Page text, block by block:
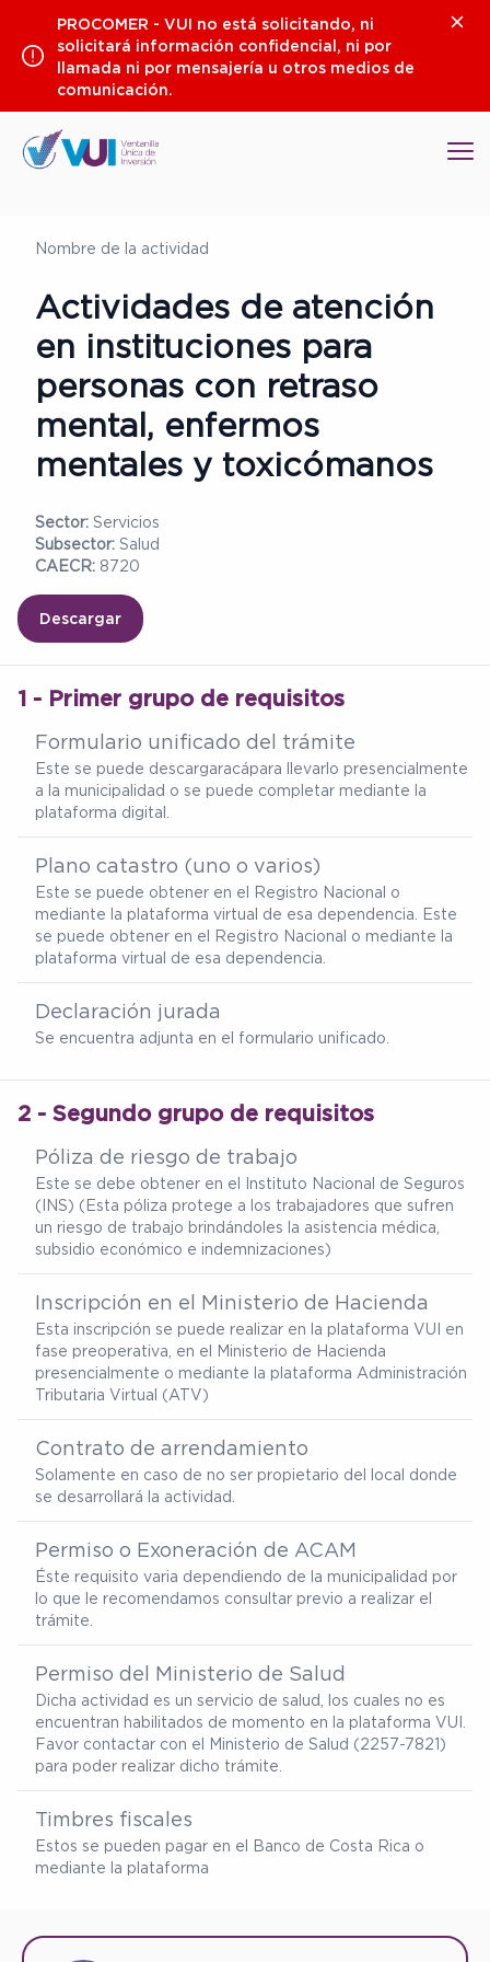
contenido
PROCOMER - VUI no está solicitando, ni
solicitará información confidencial, ni por
llamada ni por mensajería u otros medios de
comunicación.
Nombre de la actividad
Actividades de atención
en instituciones para
personas con retraso
mental, enfermos
mentales y toxicómanos
Sector: Servicios
Subsector: Salud
CAECR: 8720
Descargar
1 - Primer grupo de requisitos
Formulario unificado del trámite
Este se puede descargaracápara llevarlo presencialmente
a la municipalidad o se puede completar mediante la
plataforma digital.
Plano catastro (uno o varios)
Este se puede obtener en el Registro Nacional o
mediante la plataforma virtual de esa dependencia. Este
se puede obtener en el Registro Nacional o mediante la
plataforma virtual de esa dependencia.
Declaración jurada
Se encuentra adjunta en el formulario unificado.
2 - Segundo grupo de requisitos
Póliza de riesgo de trabajo
Este se debe obtener en el Instituto Nacional de Seguros
(INS) (Esta póliza protege a los trabajadores que sufren
un riesgo de trabajo brindándoles la asistencia médica,
subsidio económico e indemnizaciones)
Inscripción en el Ministerio de Hacienda
Esta inscripción se puede realizar en la plataforma VUI en
fase preoperativa, en el Ministerio de Hacienda
presencialmente o mediante la plataforma Administración
Tributaria Virtual (ATV)
Contrato de arrendamiento
Solamente en caso de no ser propietario del local donde
se desarrollará la actividad.
Permiso o Exoneración de ACAM
Éste requisito varia dependiendo de la municipalidad por
lo que le recomendamos consultar previo a realizar el
trámite.
Permiso del Ministerio de Salud
Dicha actividad es un servicio de salud, los cuales no es
encuentran habilitados de momento en la plataforma VUI.
Favor contactar con el Ministerio de Salud (2257-7821)
para poder realizar dicho trámite.
Timbres fiscales
Estos se pueden pagar en el Banco de Costa Rica o
mediante la plataforma